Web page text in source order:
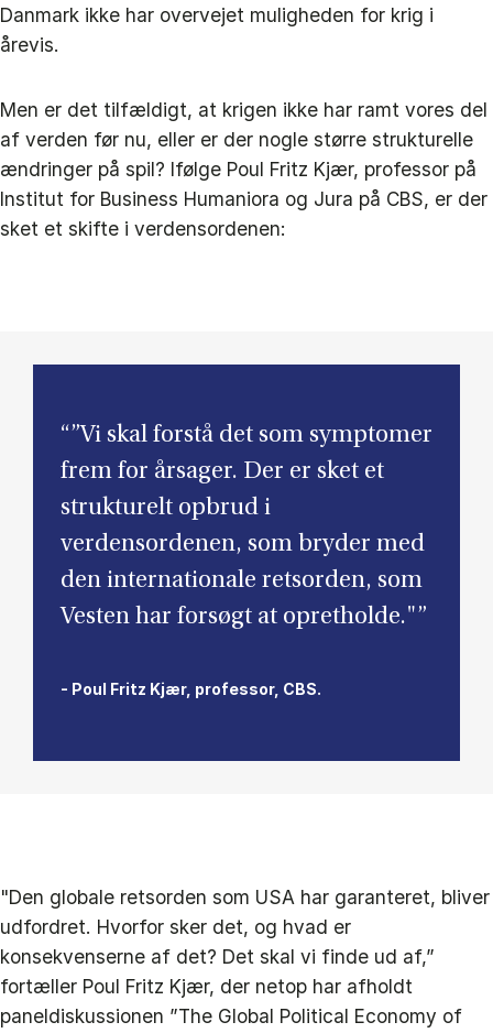
Danmark ikke har overvejet muligheden for krig i
årevis.
Men er det tilfældigt, at krigen ikke har ramt vores del
af verden før nu, eller er der nogle større strukturelle
ændringer på spil? Ifølge Poul Fritz Kjær, professor på
Institut for Business Humaniora og Jura på CBS, er der
sket et skifte i verdensordenen:
“”Vi skal forstå det som symptomer
frem for årsager. Der er sket et
strukturelt opbrud i
verdensordenen, som bryder med
den internationale retsorden, som
Vesten har forsøgt at opretholde."”
- Poul Fritz Kjær, professor, CBS.
"Den globale retsorden som USA har garanteret, bliver
udfordret. Hvorfor sker det, og hvad er
konsekvenserne af det? Det skal vi finde ud af,”
fortæller Poul Fritz Kjær, der netop har afholdt
paneldiskussionen ”The Global Political Economy of